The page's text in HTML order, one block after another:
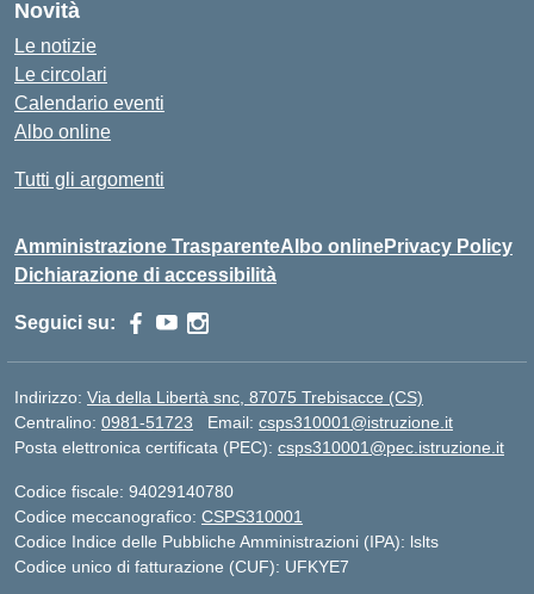
Novità
Le notizie
Le circolari
Calendario eventi
Albo online
Tutti gli argomenti
Amministrazione TrasparenteAlbo onlinePrivacy Policy
Dichiarazione di accessibilità
Seguici su:
Indirizzo: Via della Libertà snc, 87075 Trebisacce (CS)
Centralino: 0981-51723 Email: csps310001@istruzione.it
Posta elettronica certificata (PEC): csps310001@pec.istruzione.it
Codice fiscale: 94029140780
Codice meccanografico: CSPS310001
Codice Indice delle Pubbliche Amministrazioni (IPA): lslts
Codice unico di fatturazione (CUF): UFKYE7